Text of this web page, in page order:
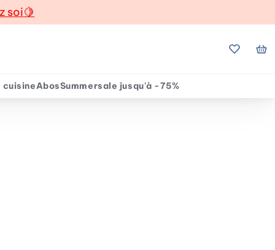
soi🍋
Mes
cuisineAbosSummersale jusqu'à -75%